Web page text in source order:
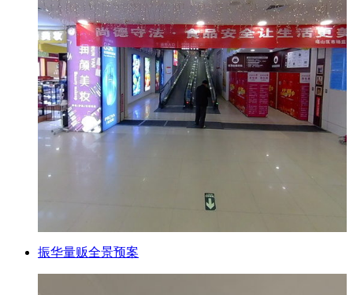
振华量贩全景预案